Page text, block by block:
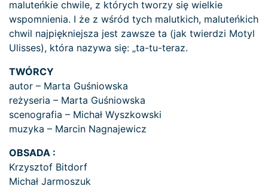
maluteńkie chwile, z których tworzy się wielkie
wspomnienia. I że z wśród tych malutkich, maluteńkich
chwil najpiękniejsza jest zawsze ta (jak twierdzi Motyl
Ulisses), która nazywa się: „ta-tu-teraz.
TWÓRCY
autor – Marta Guśniowska
reżyseria – Marta Guśniowska
scenografia – Michał Wyszkowski
muzyka – Marcin Nagnajewicz
OBSADA :
Krzysztof Bitdorf
Michał Jarmoszuk